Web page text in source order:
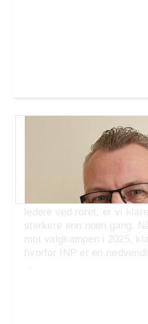
.Er INP historie? Overhodet ikke!
Industri- og
utfordringer, men vi er
en dedikert kjerne av
ledere ved roret, er vi
sterkere enn noen gang.
mot valgkampen i 2025,
hvorfor INP er en